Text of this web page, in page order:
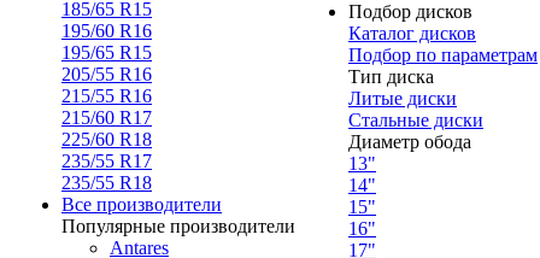
185/65 R15
195/60 R16
195/65 R15
205/55 R16
215/55 R16
215/60 R17
225/60 R18
235/55 R17
235/55 R18
Все производители
Популярные производители
Antares
Подбор дисков
Каталог дисков
Подбор по параметрам
Тип диска
Литые диски
Стальные диски
Диаметр обода
13"
14"
15"
16"
17"